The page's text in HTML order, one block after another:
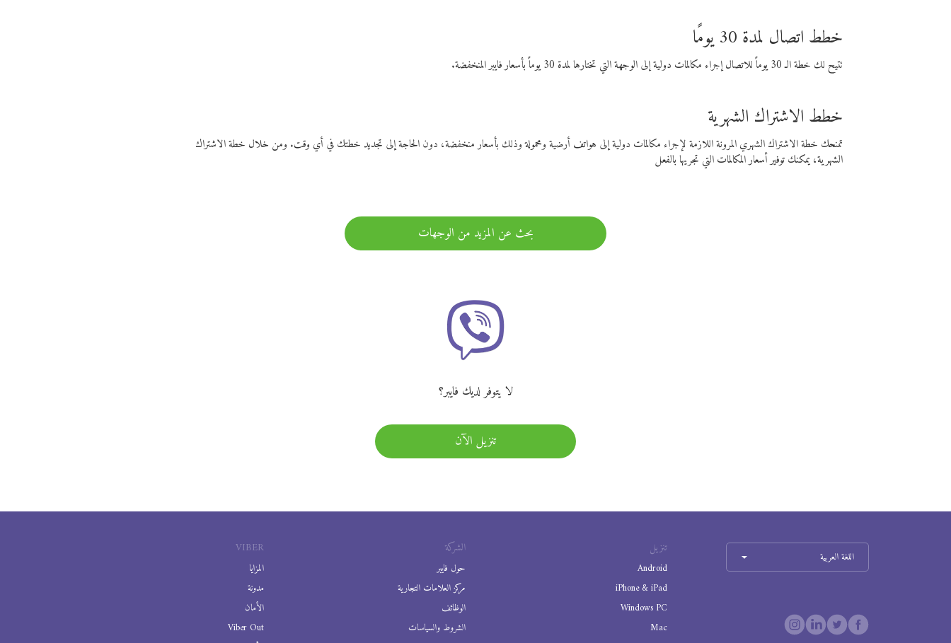
خطط اتصال لمدة 30 يومًا
تتيح لك خطة الـ 30 يوماً للاتصال إجراء مكالمات دولية إلى الوجهة التي تختارها لمدة 30 يوماً بأسعار فايبر المنخفضة.
خطط الاشتراك الشهرية
تمنحك خطة الاشتراك الشهري المرونة اللازمة لإجراء مكالمات دولية إلى هواتف أرضية ومحمولة وذلك بأسعار منخفضة، دون الحاجة إلى تجديد خطتك في أي وقت. ومن خلال خطة الاشتراك
الشهرية، يمكنك توفير أسعار المكالمات التي تجريها بالفعل
بحث عن المزيد من الوجهات
لا يتوفر لديك فايبر؟
تنزيل الآن
VIBER
المزايا
مدونة
الأمان
Viber Out
الشركة
حول فايبر
مركز العلامات التجارية
الوظائف
الشروط والسياسات
تنزيل
Android
iPhone & iPad
Windows PC
Mac
اللغة العربية